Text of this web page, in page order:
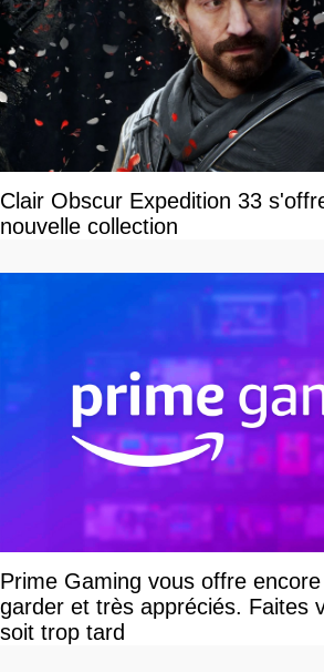
Clair Obscur Expedition 33
nouvelle collection
Prime Gaming vous offre
garder et très appréciés. Faites
soit trop tard